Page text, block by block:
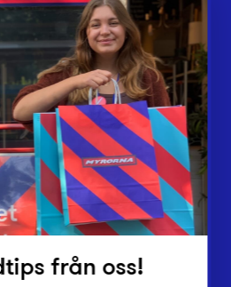
från oss!